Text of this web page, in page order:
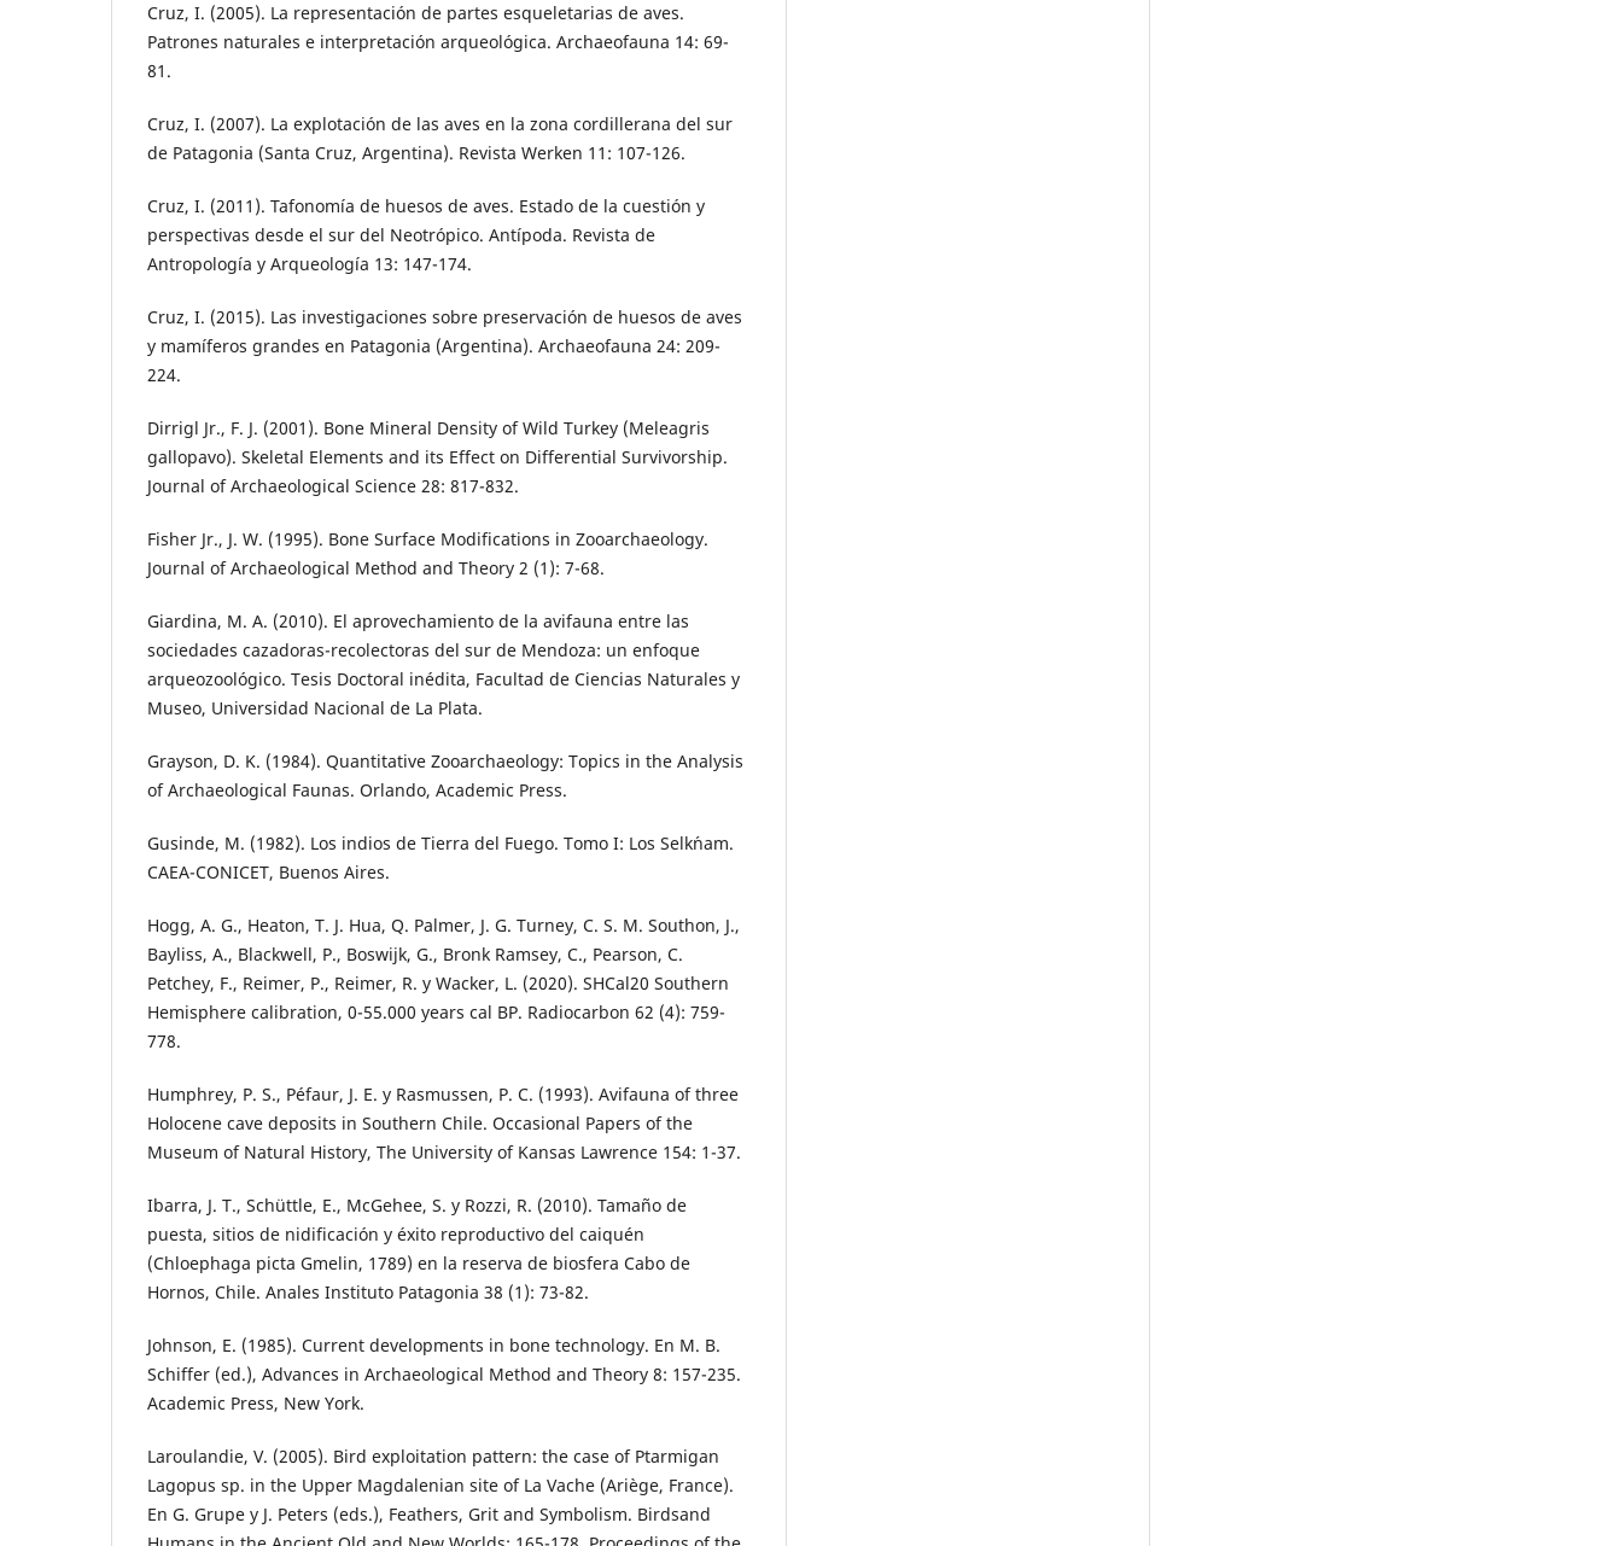
Cruz, I. (2005). La representación de partes esqueletarias de aves.
Patrones naturales e interpretación arqueológica. Archaeofauna 14: 69-
81.
Cruz, I. (2007). La explotación de las aves en la zona cordillerana del sur
de Patagonia (Santa Cruz, Argentina). Revista Werken 11: 107-126.
Cruz, I. (2011). Tafonomía de huesos de aves. Estado de la cuestión y
perspectivas desde el sur del Neotrópico. Antípoda. Revista de
Antropología y Arqueología 13: 147-174.
Cruz, I. (2015). Las investigaciones sobre preservación de huesos de aves
y mamíferos grandes en Patagonia (Argentina). Archaeofauna 24: 209-
224.
Dirrigl Jr., F. J. (2001). Bone Mineral Density of Wild Turkey (Meleagris
gallopavo). Skeletal Elements and its Effect on Differential Survivorship.
Journal of Archaeological Science 28: 817-832.
Fisher Jr., J. W. (1995). Bone Surface Modifications in Zooarchaeology.
Journal of Archaeological Method and Theory 2 (1): 7-68.
Giardina, M. A. (2010). El aprovechamiento de la avifauna entre las
sociedades cazadoras-recolectoras del sur de Mendoza: un enfoque
arqueozoológico. Tesis Doctoral inédita, Facultad de Ciencias Naturales y
Museo, Universidad Nacional de La Plata.
Grayson, D. K. (1984). Quantitative Zooarchaeology: Topics in the Analysis
of Archaeological Faunas. Orlando, Academic Press.
Gusinde, M. (1982). Los indios de Tierra del Fuego. Tomo I: Los Selk´nam.
CAEA-CONICET, Buenos Aires.
Hogg, A. G., Heaton, T. J. Hua, Q. Palmer, J. G. Turney, C. S. M. Southon, J.,
Bayliss, A., Blackwell, P., Boswijk, G., Bronk Ramsey, C., Pearson, C.
Petchey, F., Reimer, P., Reimer, R. y Wacker, L. (2020). SHCal20 Southern
Hemisphere calibration, 0-55.000 years cal BP. Radiocarbon 62 (4): 759-
778.
Humphrey, P. S., Péfaur, J. E. y Rasmussen, P. C. (1993). Avifauna of three
Holocene cave deposits in Southern Chile. Occasional Papers of the
Museum of Natural History, The University of Kansas Lawrence 154: 1-37.
Ibarra, J. T., Schüttle, E., McGehee, S. y Rozzi, R. (2010). Tamaño de
puesta, sitios de nidificación y éxito reproductivo del caiquén
(Chloephaga picta Gmelin, 1789) en la reserva de biosfera Cabo de
Hornos, Chile. Anales Instituto Patagonia 38 (1): 73-82.
Johnson, E. (1985). Current developments in bone technology. En M. B.
Schiffer (ed.), Advances in Archaeological Method and Theory 8: 157-235.
Academic Press, New York.
Laroulandie, V. (2005). Bird exploitation pattern: the case of Ptarmigan
Lagopus sp. in the Upper Magdalenian site of La Vache (Ariège, France).
En G. Grupe y J. Peters (eds.), Feathers, Grit and Symbolism. Birdsand